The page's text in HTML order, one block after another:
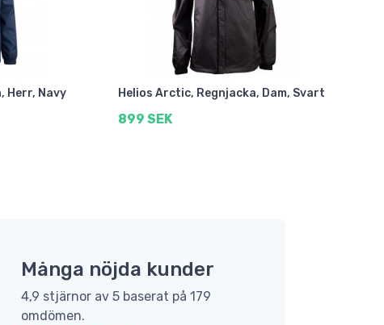
Herr, Navy Helios Arctic, Regnjacka, Dam, Svart
899 SEK
Många nöjda kunder
4,9 stjärnor av 5 baserat på 179
omdömen.